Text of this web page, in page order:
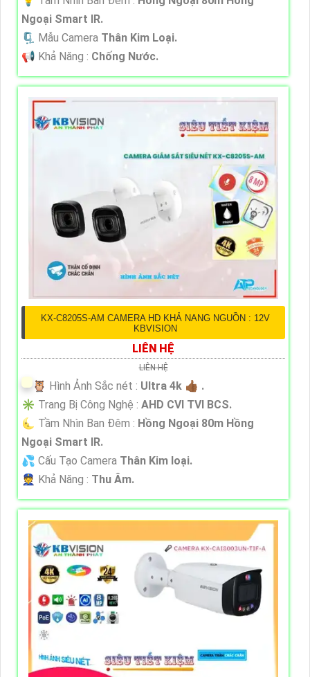
Ngoại Smart IR.
🗜️ Mẫu Camera Thân Kim Loại.
️📢 Khả Năng : Chống Nước.
KX-C8205S-AM CAMERA HD KHẢ NANG NGUỒN : 12V
KBVISION
LIÊN HỆ
LIÊN HỆ
🦉 Hình Ảnh Sắc nét : Ultra 4k 👍🏾 .
✳️ Trang Bị Công Nghệ : AHD CVI TVI BCS.
🌜 Tầm Nhìn Ban Đêm : Hồng Ngoại 80m Hồng
Ngoại Smart IR.
💦 Cấu Tạo Camera Thân Kim loại.
️👮 Khả Năng : Thu Âm.